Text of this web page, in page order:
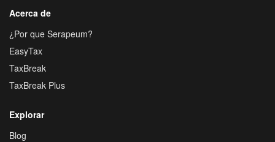
Acerca de
¿Por que Serapeum?
EasyTax
TaxBreak
TaxBreak Plus
Explorar
Blog